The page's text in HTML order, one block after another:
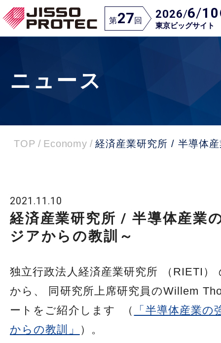
第27回 2026/6/10
東京ビッグサイト
ニュース
TOP / Economy / 経済産業研究所 / 半導体
2021.11.10
経済産業研究所 / 半導体産業
ジアからの教訓～
独立行政法人経済産業研究所 （RIETI
から、 同研究所上席研究員のWillem
ートをご紹介します （
「半導体産業
からの教訓」
）。